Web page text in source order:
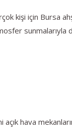
kişi için Bursa
hava